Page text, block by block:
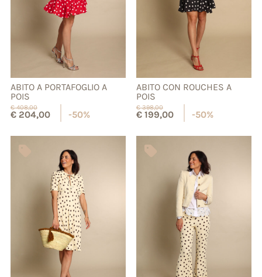
ABITO A PORTAFOGLIO A
POIS
€408,00
€204,00 -50%
ABITO CON ROUCHES A
POIS
€398,00
€199,00 -50%